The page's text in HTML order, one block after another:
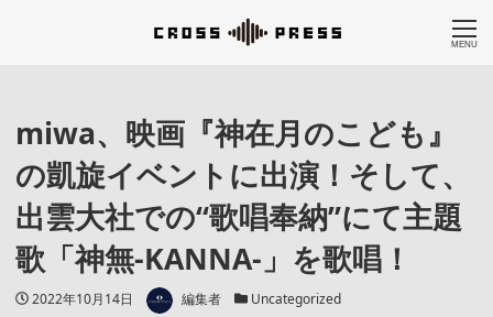
MENU
miwa、映画『神在月のこども』
の凱旋イベントに出演！そして、
出雲大社での“歌唱奉納”にて主題
歌「神無-KANNA-」を歌唱！
投稿日
2022年10月14日 著者 編集者 カテゴリー
Uncategorized